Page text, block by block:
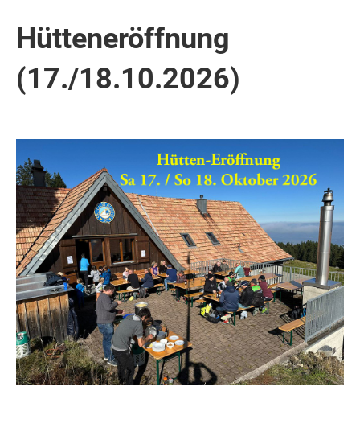
Hütteneröffnung
(17./18.10.2026)